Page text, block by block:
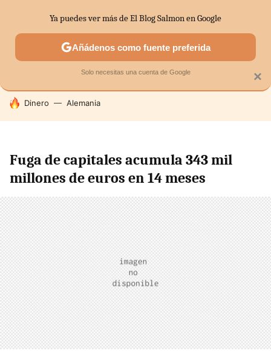
SECTORES ECONOMÍA DOMÉSTICA MERCADOS
HOY SE HABLA DE
Dinero Alemania
Fuga de capitales acumula 343 mil
millones de euros en 14 meses
×
Ya puedes ver más de El Blog Salmon en Google
Añádenos como fuente preferida
Solo necesitas una cuenta de Google